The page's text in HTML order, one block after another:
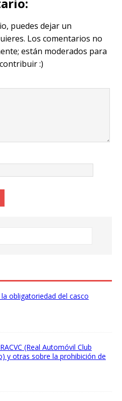
A
p
p
ra
m
puedes dejar un
Los comentarios no
están moderados para
:)
obligatoriedad del casco
(Real Automóvil Club
y otras sobre la prohibición de